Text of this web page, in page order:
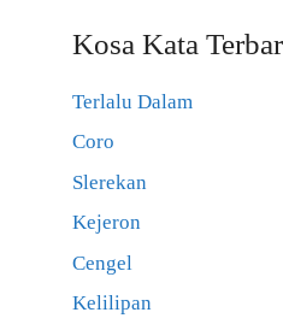
Kosa Kata
Terlalu Dalam
Coro
Slerekan
Kejeron
Cengel
Kelilipan